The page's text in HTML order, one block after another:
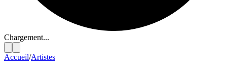
Chargement...
Accueil/Artistes